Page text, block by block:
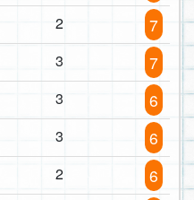
2 7
3 7
3 6
3 6
2 6